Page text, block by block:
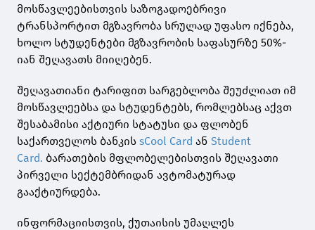
მოსწავლეებისთვის საზოგადოებრივი
ტრანსპორტით მგზავრობა სრულად უფასო იქნება,
ხოლო სტუდენტები მგზავრობის საფასურზე 50%-
იან შეღავათს მიიღებენ.
შეღავათიანი ტარიფით სარგებლობა შეუძლიათ იმ
მოსწავლეებსა და სტუდენტებს, რომლებსაც აქვთ
შესაბამისი აქტიური სტატუსი და ფლობენ
საქართველოს ბანკის sCool Card ან Student
Card. ბარათების მფლობელებისთვის შეღავათი
პირველი სექტემბრიდან ავტომატურად
გააქტიურდება.
ინფორმაციისთვის, ქუთაისის უმაღლეს